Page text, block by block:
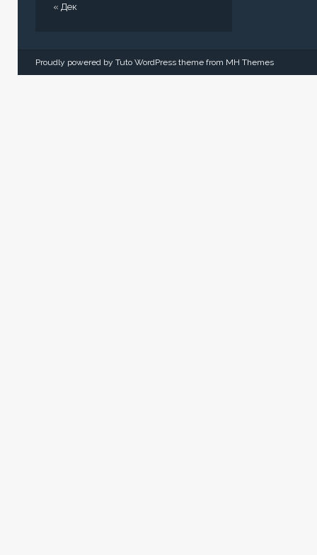
« Дек
Proudly powered by Tuto WordPress theme from MH Themes